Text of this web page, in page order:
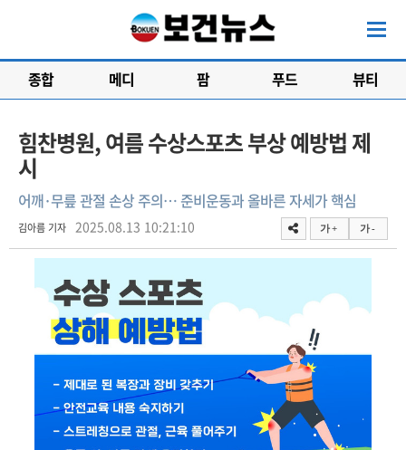
종합 메디 팜 푸드 뷰티
힘찬병원, 여름 수상스포츠 부상 예방법 제
시
어깨·무릎 관절 손상 주의… 준비운동과 올바른 자세가 핵심
김아름 기자 2025.08.13 10:21:10 가 + 가 -